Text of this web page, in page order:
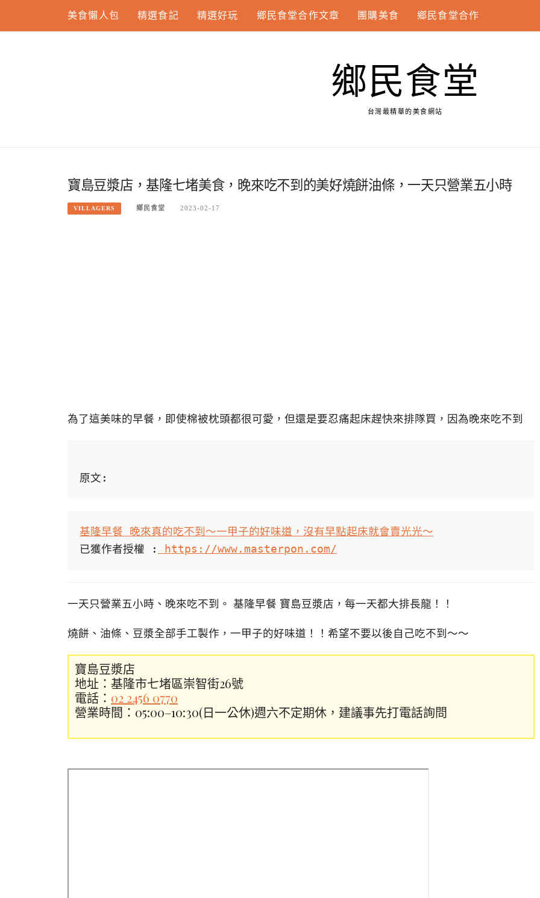
content
美食懶人包 精選食記 精選好玩 鄉民食堂合作文章 團購美食 鄉民食堂合作
鄉民食堂
台灣最精華的美食網站
寶島豆漿店，基隆七堵美食，晚來吃不到的美好燒餅油條，一天只營業五小時
VILLAGERS 鄉民食堂 2023-02-17
為了這美味的早餐，即使棉被枕頭都很可愛，但還是要忍痛起床趕快來排隊買，因為晚來吃不到
原文:
基隆早餐 晚來真的吃不到～一甲子的好味道，沒有早點起床就會賣光光～
已獲作者授權 :
https://www.masterpon.com/
一天只營業五小時、晚來吃不到。 基隆早餐 寶島豆漿店，每一天都大排長龍！！
燒餅、油條、豆漿全部手工製作，一甲子的好味道！！希望不要以後自己吃不到～～
寶島豆漿店
地址：基隆市七堵區崇智街26號
電話： 02 2456 0770
營業時間：05:00–10:30(日一公休)週六不定期休，建議事先打電話詢問